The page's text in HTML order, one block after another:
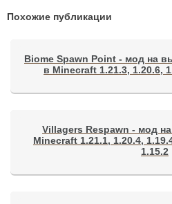
Похожие публикации
Biome Spawn Point - мод на
в Minecraft 1.21.3, 1.20.6,
Villagers Respawn - мод
Minecraft 1.21.1, 1.20.4,
1.15.2